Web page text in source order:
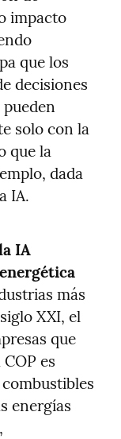
impacto
que los
decisiones
solo con la
que la
dada
IA.
IA
más
XXI, el
que
es
energías